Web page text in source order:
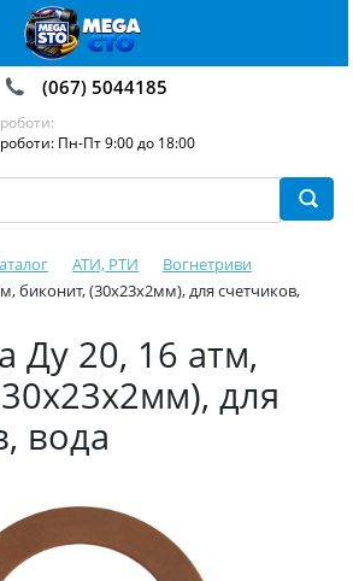
(067) 5044185
Пн-Пт 9:00 до 18:00
АТИ, РТИ
Вогнетриви
биконит, (30х23х2мм), для счетчиков,
Ду 20, 16 атм,
для
вода